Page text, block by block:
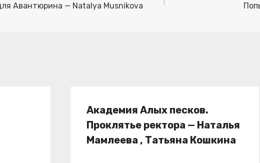
Авантюрина — Natalya Musnikova
Академия Алых песков.
Проклятье ректора — Наталья
Мамлеева , Татьяна Кошкина